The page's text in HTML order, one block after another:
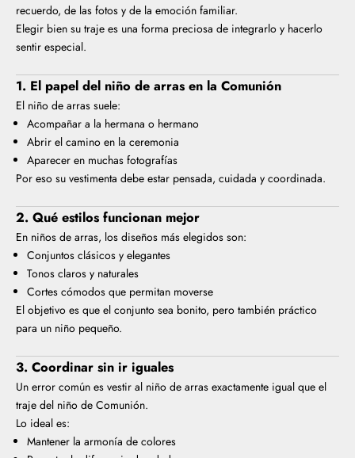
recuerdo, de las fotos y de la emoción familiar.
Elegir bien su traje es una forma preciosa de integrarlo y hacerlo
sentir especial.
1. El papel del niño de arras en la Comunión
El niño de arras suele:
Acompañar a la hermana o hermano
Abrir el camino en la ceremonia
Aparecer en muchas fotografías
Por eso su vestimenta debe estar pensada, cuidada y coordinada.
2. Qué estilos funcionan mejor
En niños de arras, los diseños más elegidos son:
Conjuntos clásicos y elegantes
Tonos claros y naturales
Cortes cómodos que permitan moverse
El objetivo es que el conjunto sea bonito, pero también práctico
para un niño pequeño.
3. Coordinar sin ir iguales
Un error común es vestir al niño de arras exactamente igual que el
traje del niño de Comunión.
Lo ideal es:
Mantener la armonía de colores